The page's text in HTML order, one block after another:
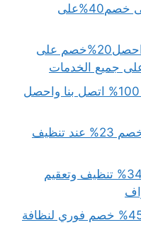
شركة تنظيف بضرما..احصل على خصم40%على
شركة تنظيف مطاعم بالرياض..احصل20%خصم على
جلي بلاط النسيم جلي احترافي 100% اتصل بنا واحصل
شركة تنظيف فرشات بالخرج بـخصم 23% عند تنظيف
شركة تنظيف مكاتب بالرياض بـ34% تنظيف وتعقيم
شركة تنظيف بالبخار بالرياض بـ45% خصم فوري لنظافة